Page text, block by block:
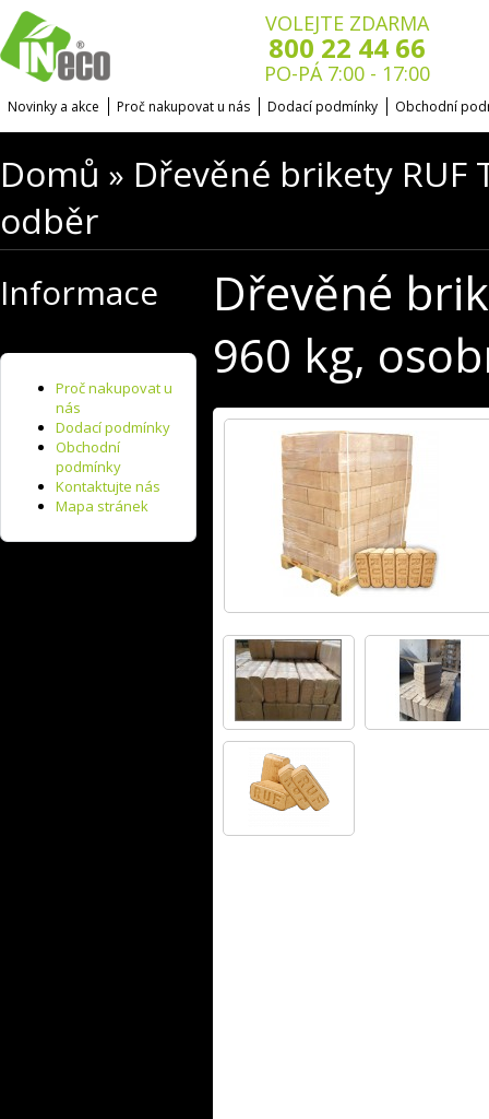
VOLEJTE ZDARMA
800 22 44 66
PO-PÁ 7:00 - 17:00
Novinky a akce Proč nakupovat u nás Dodací podmínky Obchodní
Domů » Dřevěné brikety RUF
odběr
Informace
Proč nakupovat u
nás
Dodací podmínky
Obchodní
podmínky
Kontaktujte nás
Mapa stránek
Dřevěné
960 kg,